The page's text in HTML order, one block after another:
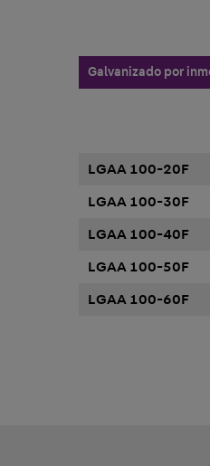
Galvanizado por
LGAA 100-20F
LGAA 100-30F
LGAA 100-40F
LGAA 100-50F
LGAA 100-60F